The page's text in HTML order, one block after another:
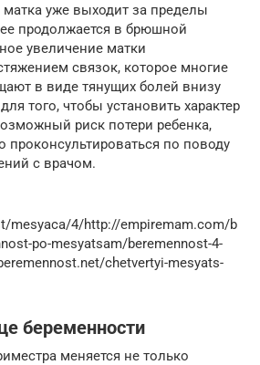
матка уже выходит за пределы
продолжается в брюшной
увеличение матки
связок, которое многие
в виде тянущих болей внизу
того, чтобы установить характер
риск потери ребенка,
проконсультироваться по поводу
с врачом.
mesyaca/4/http://empiremam.com/b
po-mesyatsam/beremennost-4-
chetvertyi-mesyats-
беременности
меняется не только